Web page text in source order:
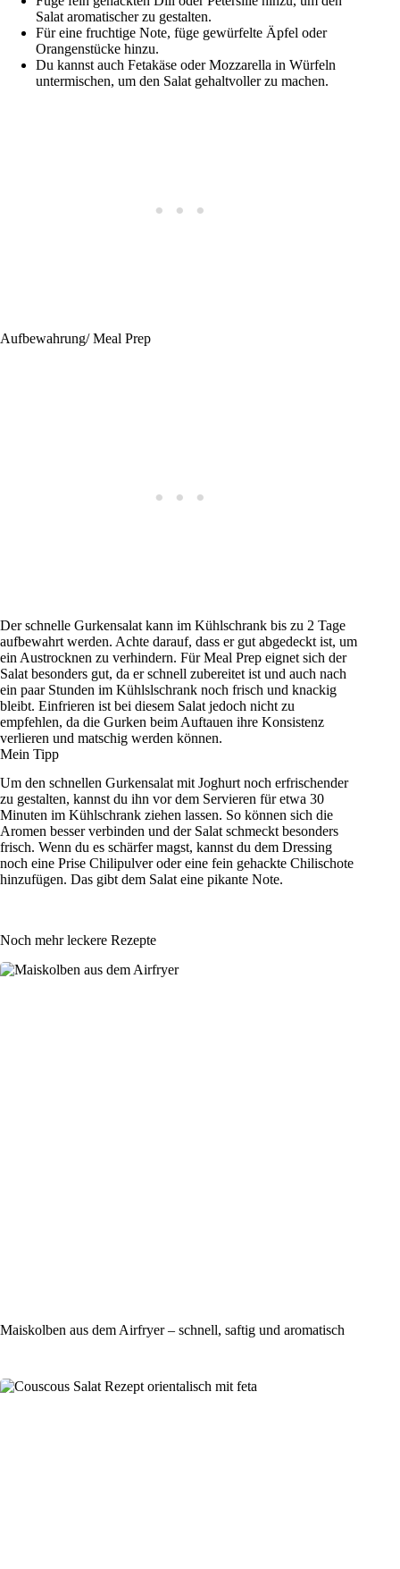
Salat aromatischer zu gestalten.
Für eine fruchtige Note, füge gewürfelte Äpfel oder
Orangenstücke hinzu.
Du kannst auch Fetakäse oder Mozzarella in Würfeln
untermischen, um den Salat gehaltvoller zu machen.
Aufbewahrung/ Meal Prep
Der schnelle Gurkensalat kann im Kühlschrank bis zu 2 Tage
aufbewahrt werden. Achte darauf, dass er gut abgedeckt ist, um
ein Austrocknen zu verhindern. Für Meal Prep eignet sich der
Salat besonders gut, da er schnell zubereitet ist und auch nach
ein paar Stunden im Kühlslschrank noch frisch und knackig
bleibt. Einfrieren ist bei diesem Salat jedoch nicht zu
empfehlen, da die Gurken beim Auftauen ihre Konsistenz
verlieren und matschig werden können.
Mein Tipp
Um den schnellen Gurkensalat mit Joghurt noch erfrischender
zu gestalten, kannst du ihn vor dem Servieren für etwa 30
Minuten im Kühlschrank ziehen lassen. So können sich die
Aromen besser verbinden und der Salat schmeckt besonders
frisch. Wenn du es schärfer magst, kannst du dem Dressing
noch eine Prise Chilipulver oder eine fein gehackte Chilischote
hinzufügen. Das gibt dem Salat eine pikante Note.
Noch mehr leckere Rezepte
Maiskolben aus dem Airfryer – schnell, saftig und aromatisch